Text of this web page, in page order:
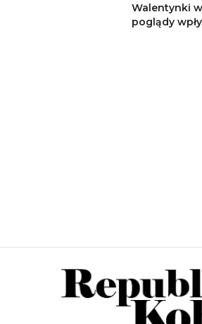
Walentynki
poglądy